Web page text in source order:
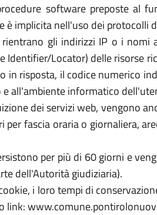
software preposte al
è implicita nell'uso dei protocolli
gli indirizzi IP o i
Identifier/Locator) delle risorse
risposta, il codice numerico
all'ambiente informatico
dei servizi web, vengono
fascia oraria o giornaliera,
per più di 60 giorni e
dell'Autorità giudiziaria).
i loro tempi di
link: